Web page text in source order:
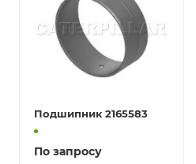
Подшипник 2165583
По запросу